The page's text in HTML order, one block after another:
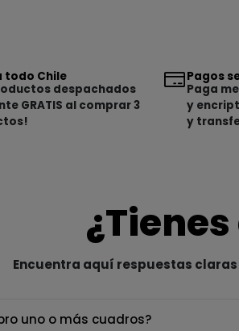
todo Chile
despachados
GRATIS al comprar 3
Pagos
Paga
y
y
Encuentra aquí respuestas
uno o más cuadros?